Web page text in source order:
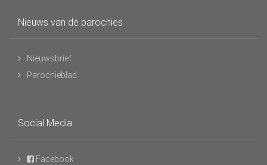
Nieuws van de parochies
Nieuwsbrief
Parochieblad
Social Media
Facebook